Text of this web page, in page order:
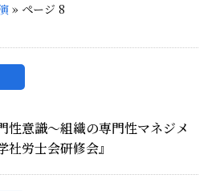
» ページ 8
性意識〜組織の専門性マネジメ
社労士会研修会』